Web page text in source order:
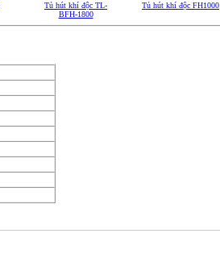
Tủ hút khí độc TL-
BFH-1800
Tủ hút khí độc FH1000